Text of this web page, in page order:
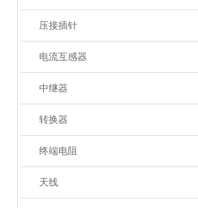
压接插针
电流互感器
中继器
转换器
终端电阻
天线